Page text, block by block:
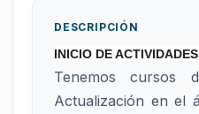
DESCRIPCIÓN
INICIO DE
Tenemos cursos
Actualización en el